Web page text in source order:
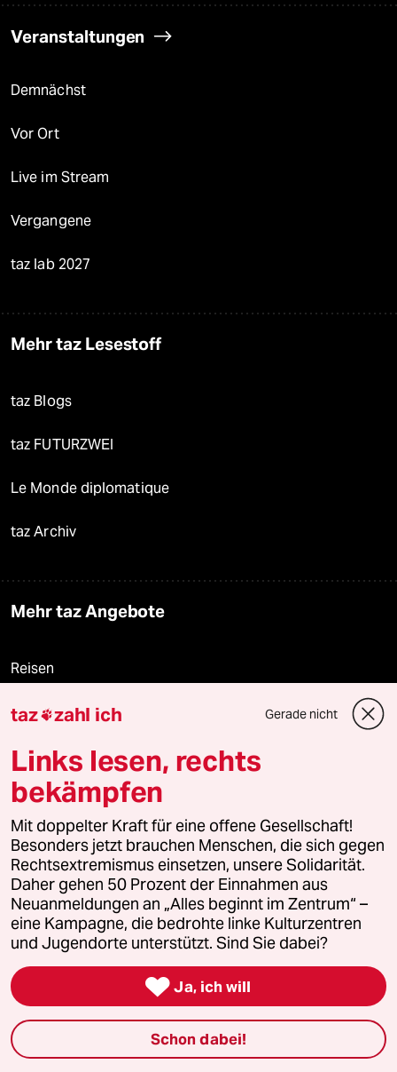
Veranstaltungen
Demnächst
Vor Ort
Live im Stream
Vergangene
taz lab 2027
Mehr taz Lesestoff
taz Blogs
taz FUTURZWEI
Le Monde diplomatique
taz Archiv
Mehr taz Angebote
Reisen
Kantine
Shop
Anzeigen
Fragen & Hilfe
Feedback
Aboservice
ePaper Login
Downloads für Abonnierende
taz zahl ich Gerade nicht
Links lesen, rechts
bekämpfen
Mit doppelter Kraft für eine offene Gesellschaft!
Besonders jetzt brauchen Menschen, die sich gegen
Rechtsextremismus einsetzen, unsere Solidarität.
Daher gehen 50 Prozent der Einnahmen aus
Neuanmeldungen an „Alles beginnt im Zentrum“ –
eine Kampagne, die bedrohte linke Kulturzentren
und Jugendorte unterstützt. Sind Sie dabei?
 Ja, ich will
Schon dabei!